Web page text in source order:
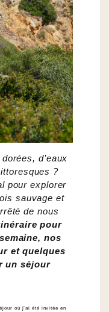
d’eaux
?
pour explorer
sauvage et
de nous
pour
nos
et quelques
un séjour
où j’ai été invitée en